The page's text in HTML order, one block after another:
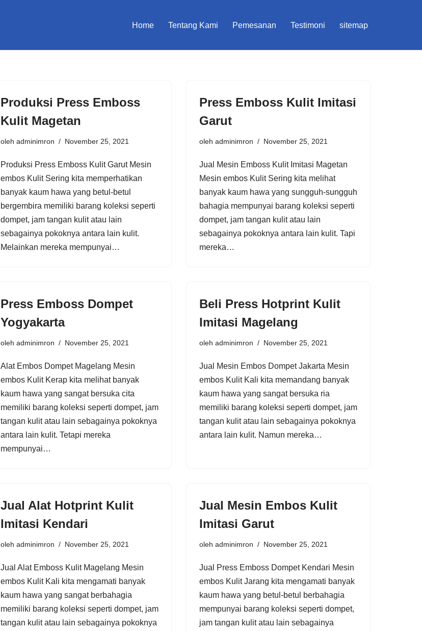
Home Tentang Kami Pemesanan Testimoni sitemap
Produksi Press Emboss
Kulit Magetan
oleh adminimron November 25, 2021
Produksi Press Emboss Kulit Garut Mesin
embos Kulit Sering kita memperhatikan
banyak kaum hawa yang betul-betul
bergembira memiliki barang koleksi seperti
dompet, jam tangan kulit atau lain
sebagainya pokoknya antara lain kulit.
Melainkan mereka mempunyai…
Press Emboss Kulit Imitasi
Garut
oleh adminimron November 25, 2021
Jual Mesin Emboss Kulit Imitasi Magetan
Mesin embos Kulit Sering kita melihat
banyak kaum hawa yang sungguh-sungguh
bahagia mempunyai barang koleksi seperti
dompet, jam tangan kulit atau lain
sebagainya pokoknya antara lain kulit. Tapi
mereka…
Press Emboss Dompet
Yogyakarta
oleh adminimron November 25, 2021
Alat Embos Dompet Magelang Mesin
embos Kulit Kerap kita melihat banyak
kaum hawa yang sangat bersuka cita
memiliki barang koleksi seperti dompet, jam
tangan kulit atau lain sebagainya pokoknya
antara lain kulit. Tetapi mereka
mempunyai…
Beli Press Hotprint Kulit
Imitasi Magelang
oleh adminimron November 25, 2021
Jual Mesin Embos Dompet Jakarta Mesin
embos Kulit Kali kita memandang banyak
kaum hawa yang sangat bersuka ria
memiliki barang koleksi seperti dompet, jam
tangan kulit atau lain sebagainya pokoknya
antara lain kulit. Namun mereka…
Jual Alat Hotprint Kulit
Imitasi Kendari
oleh adminimron November 25, 2021
Jual Alat Emboss Kulit Magelang Mesin
embos Kulit Kali kita mengamati banyak
kaum hawa yang sangat berbahagia
memiliki barang koleksi seperti dompet, jam
tangan kulit atau lain sebagainya pokoknya
Jual Mesin Embos Kulit
Imitasi Garut
oleh adminimron November 25, 2021
Jual Press Emboss Dompet Kendari Mesin
embos Kulit Jarang kita mengamati banyak
kaum hawa yang betul-betul berbahagia
mempunyai barang koleksi seperti dompet,
jam tangan kulit atau lain sebagainya